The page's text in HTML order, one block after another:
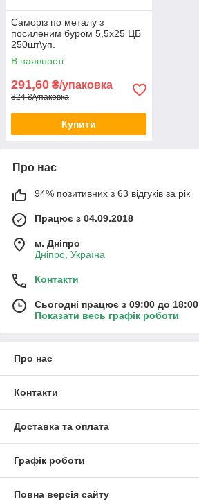
Саморіз по металу з
посиленим буром 5,5х25 ЦБ
250шт\уп.
В наявності
291,60 ₴/упаковка
324 ₴/упаковка
Купити
Про нас
94% позитивних з 63 відгуків за рік
Працює з 04.09.2018
м. Дніпро
Дніпро, Україна
Контакти
Сьогодні працює з 09:00 до 18:00
Показати весь графік роботи
Про нас
Контакти
Доставка та оплата
Графік роботи
Повна версія сайту